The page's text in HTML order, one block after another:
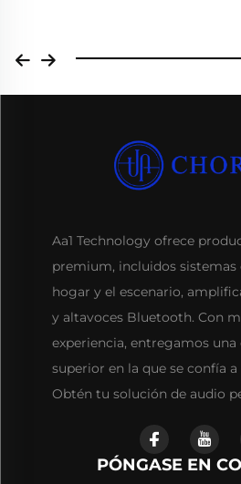
Aa1 Technology ofrece
premium, incluidos sistemas
hogar y el escenario,
y altavoces Bluetooth. Con
experiencia, entregamos una
superior en la que se confía
Obtén tu solución de audio
PÓNGASE EN